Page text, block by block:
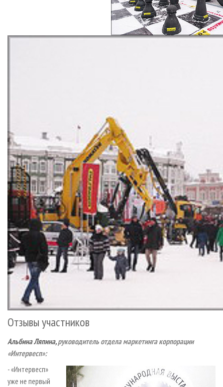
Отзывы участников
Альбина Ляпина,руководитель отдела маркетинга корпорации
«Интервесп»:
- «Интервесп»
уже не первый